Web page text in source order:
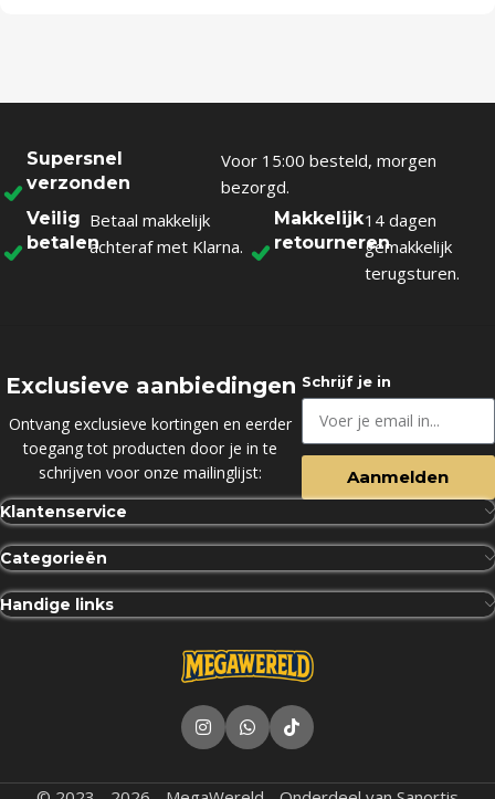
Supersnel
verzonden
Voor 15:00 besteld, morgen
bezorgd.
Veilig
betalen
Betaal makkelijk
achteraf met Klarna.
Makkelijk
retourneren
14 dagen
gemakkelijk
terugsturen.
Exclusieve aanbiedingen
Ontvang exclusieve kortingen en eerder
toegang tot producten door je in te
schrijven voor onze mailinglijst:
Schrijf je in
Aanmelden
Klantenservice
Categorieën
Handige links